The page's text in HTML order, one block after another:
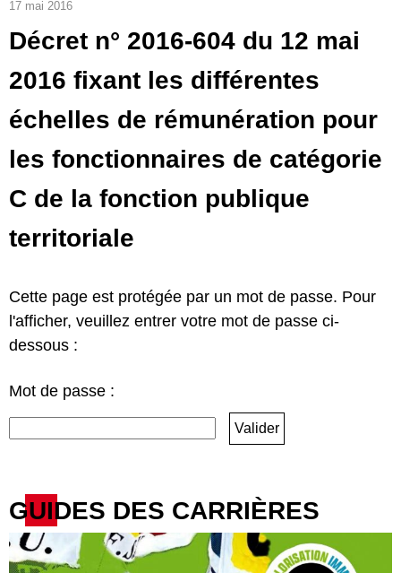
17 mai 2016
Décret n° 2016-604 du 12 mai
2016 fixant les différentes
échelles de rémunération pour
les fonctionnaires de catégorie
C de la fonction publique
territoriale
Cette page est protégée par un mot de passe. Pour
l'afficher, veuillez entrer votre mot de passe ci-
dessous :
Mot de passe :
GUIDES DES CARRIÈRES